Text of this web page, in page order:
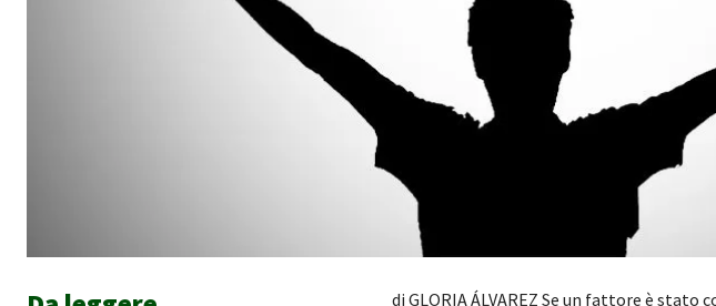
di GLORIA ÁLVAREZ Se un fattore è